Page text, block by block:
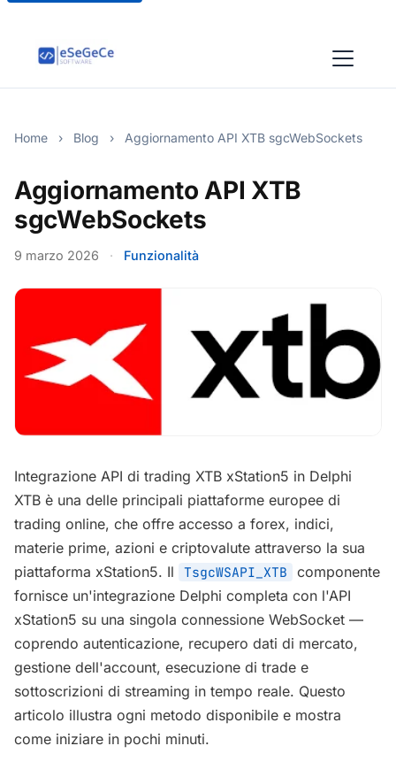
Home › Blog › Aggiornamento API XTB sgcWebSockets
Aggiornamento API XTB
sgcWebSockets
9 marzo 2026 · Funzionalità
Integrazione API di trading XTB xStation5 in Delphi
XTB è una delle principali piattaforme europee di
trading online, che offre accesso a forex, indici,
materie prime, azioni e criptovalute attraverso la sua
piattaforma xStation5. Il
TsgcWSAPI_XTB
componente
fornisce un'integrazione Delphi completa con l'API
xStation5 su una singola connessione WebSocket —
coprendo autenticazione, recupero dati di mercato,
gestione dell'account, esecuzione di trade e
sottoscrizioni di streaming in tempo reale. Questo
articolo illustra ogni metodo disponibile e mostra
come iniziare in pochi minuti.